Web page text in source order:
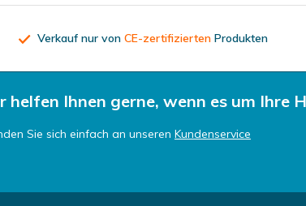
Verkauf nur von CE-zertifizierten Produkten
helfen Ihnen gerne, wenn es um Ihre
Sie sich einfach an unseren Kundenservice